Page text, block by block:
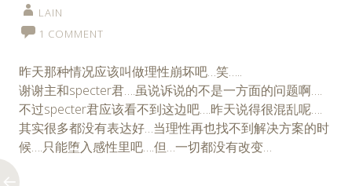
LAIN
1 COMMENT
昨天那种情况应该叫做理性崩坏吧…笑…..
谢谢主和specter君….虽说诉说的不是一方面的问题啊….
不过specter君应该看不到这边吧….昨天说得很混乱呢….
其实很多都没有表达好…当理性再也找不到解决方案的时
候….只能堕入感性里吧….但…一切都没有改变…